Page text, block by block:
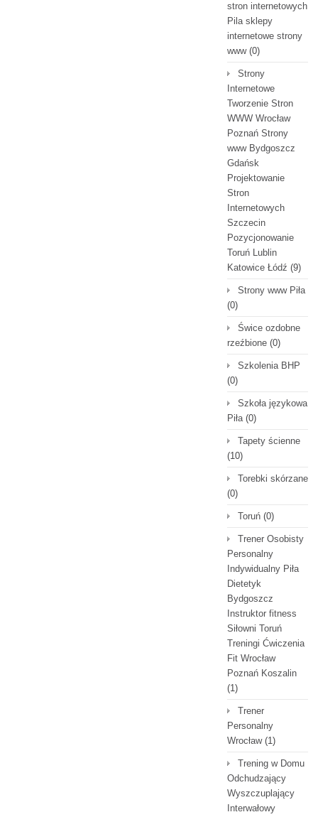
stron internetowych
Pila sklepy
internetowe strony
www(0)
Strony
Internetowe
Tworzenie Stron
WWW Wrocław
Poznań Strony
www Bydgoszcz
Gdańsk
Projektowanie
Stron
Internetowych
Szczecin
Pozycjonowanie
Toruń Lublin
Katowice Łódź (9)
Strony www Piła
(0)
Świce ozdobne
rzeźbione (0)
Szkolenia BHP
(0)
Szkoła językowa
Piła(0)
Tapety ścienne
(10)
Torebki skórzane
(0)
Toruń (0)
Trener Osobisty
Personalny
Indywidualny Piła
Dietetyk
Bydgoszcz
Instruktor fitness
Siłowni Toruń
Treningi Ćwiczenia
Fit Wrocław
Poznań Koszalin
(1)
Trener
Personalny
Wrocław(1)
Trening w Domu
Odchudzający
Wyszczuplający
Interwałowy